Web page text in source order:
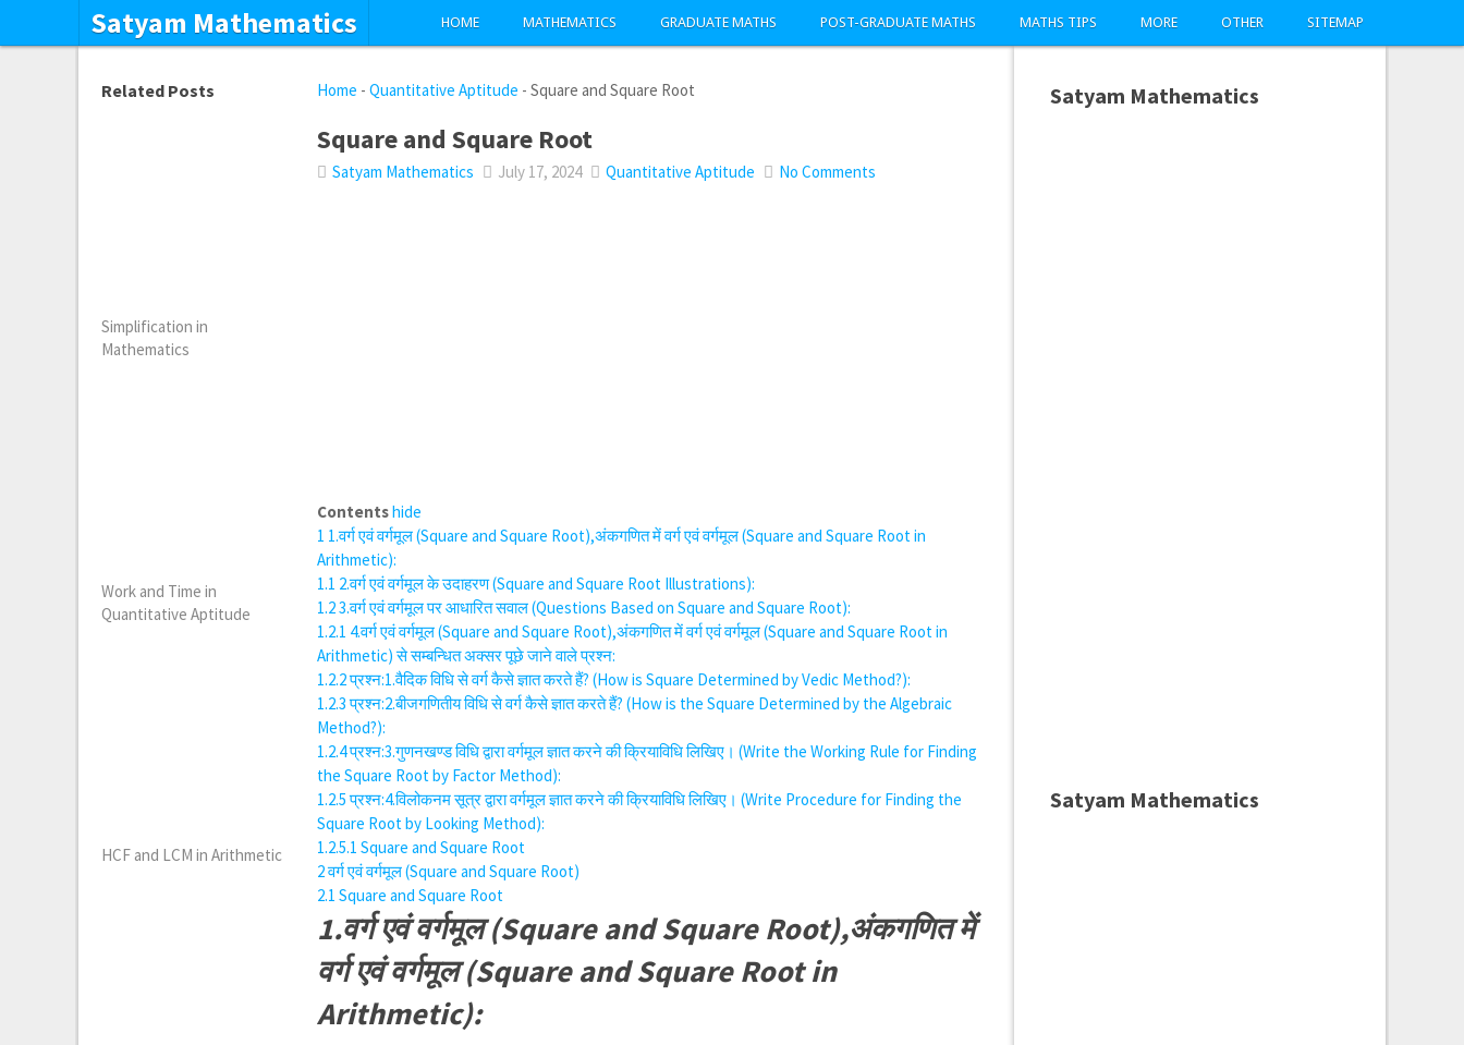
Satyam Mathematics HOME MATHEMATICS GRADUATE MATHS POST-GRADUATE MATHS MATHS TIPS MORE OTHER SITEMAP
Home -Quantitative Aptitude -Square and Square Root
Square and Square Root
Satyam Mathematics July 17, 2024 Quantitative Aptitude No Comments
Contentshide
1 1.वर्ग एवं वर्गमूल (Square and Square Root),अंकगणित में वर्ग एवं वर्गमूल (Square and Square Root in
Arithmetic):
1.1 2.वर्ग एवं वर्गमूल के उदाहरण (Square and Square Root Illustrations):
1.23.वर्ग एवं वर्गमूल पर आधारित सवाल (Questions Based on Square and Square Root):
1.2.1 4.वर्ग एवं वर्गमूल (Square and Square Root),अंकगणित में वर्ग एवं वर्गमूल (Square and Square Root in
Arithmetic) से सम्बन्धित अक्सर पूछे जाने वाले प्रश्न:
1.2.2प्रश्न:1.वैदिक विधि से वर्ग कैसे ज्ञात करते हैं? (How is Square Determined by Vedic Method?):
1.2.3 प्रश्न:2.बीजगणितीय विधि से वर्ग कैसे ज्ञात करते हैं? (How is the Square Determined by the Algebraic
Method?):
1.2.4प्रश्न:3.गुणनखण्ड विधि द्वारा वर्गमूल ज्ञात करने की क्रियाविधि लिखिए। (Write the Working Rule for Finding
the Square Root by Factor Method):
1.2.5 प्रश्न:4.विलोकनम सूत्र द्वारा वर्गमूल ज्ञात करने की क्रियाविधि लिखिए। (Write Procedure for Finding the
Square Root by Looking Method):
1.2.5.1 Square and Square Root
2वर्ग एवं वर्गमूल (Square and Square Root)
2.1 Square and Square Root
1.वर्ग एवं वर्गमूल (Square and Square Root),अंकगणित में
वर्ग एवं वर्गमूल (Square and Square Root in
Arithmetic):
Related Posts
Simplification in
Mathematics
Work and Time in
Quantitative Aptitude
HCF and LCM in Arithmetic
Satyam Mathematics
Satyam Mathematics